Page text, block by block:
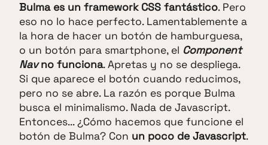
Bulma es un framework CSS fantástico. Pero
eso no lo hace perfecto. Lamentablemente a
la hora de hacer un botón de hamburguesa,
o un botón para smartphone, el Component
Nav no funciona. Apretas y no se despliega.
Si que aparece el botón cuando reducimos,
pero no se abre. La razón es porque Bulma
busca el minimalismo. Nada de Javascript.
Entonces... ¿Cómo hacemos que funcione el
botón de Bulma? Con un poco de Javascript.